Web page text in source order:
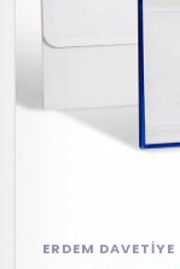
ERDEM DAVETIYE